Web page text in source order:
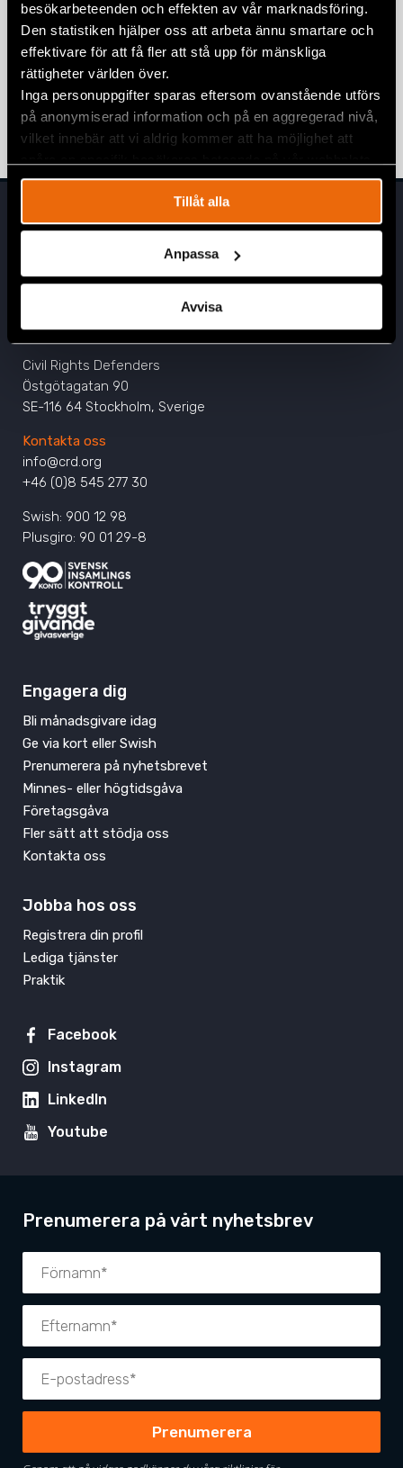
besökarbeteenden och effekten av vår marknadsföring.
Den statistiken hjälper oss att arbeta ännu smartare och
effektivare för att få fler att stå upp för mänskliga
rättigheter världen över.
Inga personuppgifter sparas eftersom ovanstående utförs
på anonymiserad information och på en aggregerad nivå,
vilket innebär att vi aldrig kommer att ha möjlighet att
Tillåt alla
Anpassa
Avvisa
REMISSVAR 26 maj 2026
Yttrande över Skärpningar i lagen om
särskild kontroll av vissa utlänningar
och utlänningslagen (SOU 2025:114)
REMISSVAR 4 mars 2026
Huvudkontor
Civil Rights Defenders
Östgötagatan 90
SE-116 64 Stockholm, Sverige
Kontakta oss
info@crd.org
+46 (0)8 545 277 30
Swish: 900 12 98
Plusgiro: 90 01 29-8
Engagera dig
Bli månadsgivare idag
Ge via kort eller Swish
Prenumerera på nyhetsbrevet
Minnes- eller högtidsgåva
Företagsgåva
Fler sätt att stödja oss
Kontakta oss
Jobba hos oss
Registrera din profil
Lediga tjänster
Praktik
Facebook
Instagram
LinkedIn
Youtube
Prenumerera på vårt nyhetsbrev